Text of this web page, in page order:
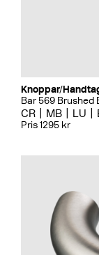
Knoppar/
Bar 569 Brushed
CR MB LU
Pris 1295 kr